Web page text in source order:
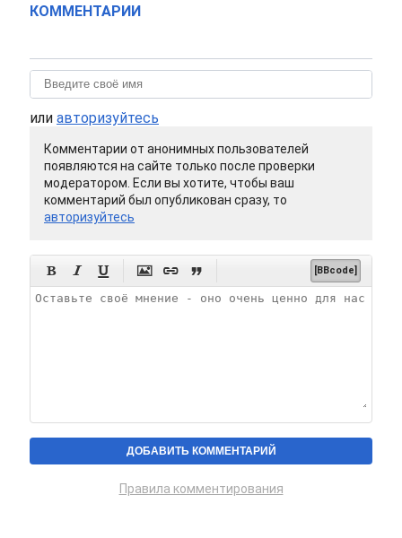
КОММЕНТАРИИ
или авторизуйтесь
Комментарии от анонимных пользователей
появляются на сайте только после проверки
модератором. Если вы хотите, чтобы ваш
комментарий был опубликован сразу, то
авторизуйтесь
      [BBcode]
Правила комментирования